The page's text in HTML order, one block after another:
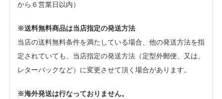
から６営業日以内）
※送料無料商品は当店指定の発送方法
当店の送料無料条件を満たしている場合、他の発送方法を指
定されていても、当店指定の発送方法（定型外郵便、又は、
レターパックなど）に変更させて頂く場合があります。
※海外発送は行なっておりません。